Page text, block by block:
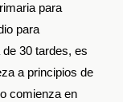
para
para
30 tardes, es
a principios de
comienza en